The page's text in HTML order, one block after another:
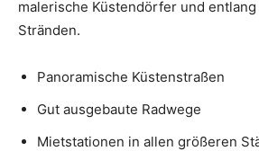
malerische Küstendörfer und
Stränden.
Panoramische Küstenstraßen
Gut ausgebaute Radwege
Mietstationen in allen größeren